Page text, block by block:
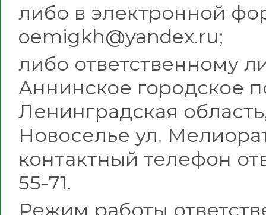
либо в электронной
oemigkh@yandex.ru;
либо ответственному
Аннинское городское
Ленинградская
Новоселье ул.
контактный телефон
55-71.
Режим работы